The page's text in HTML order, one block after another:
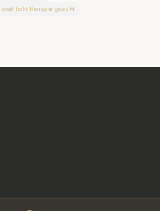
rood licht therapie gezicht